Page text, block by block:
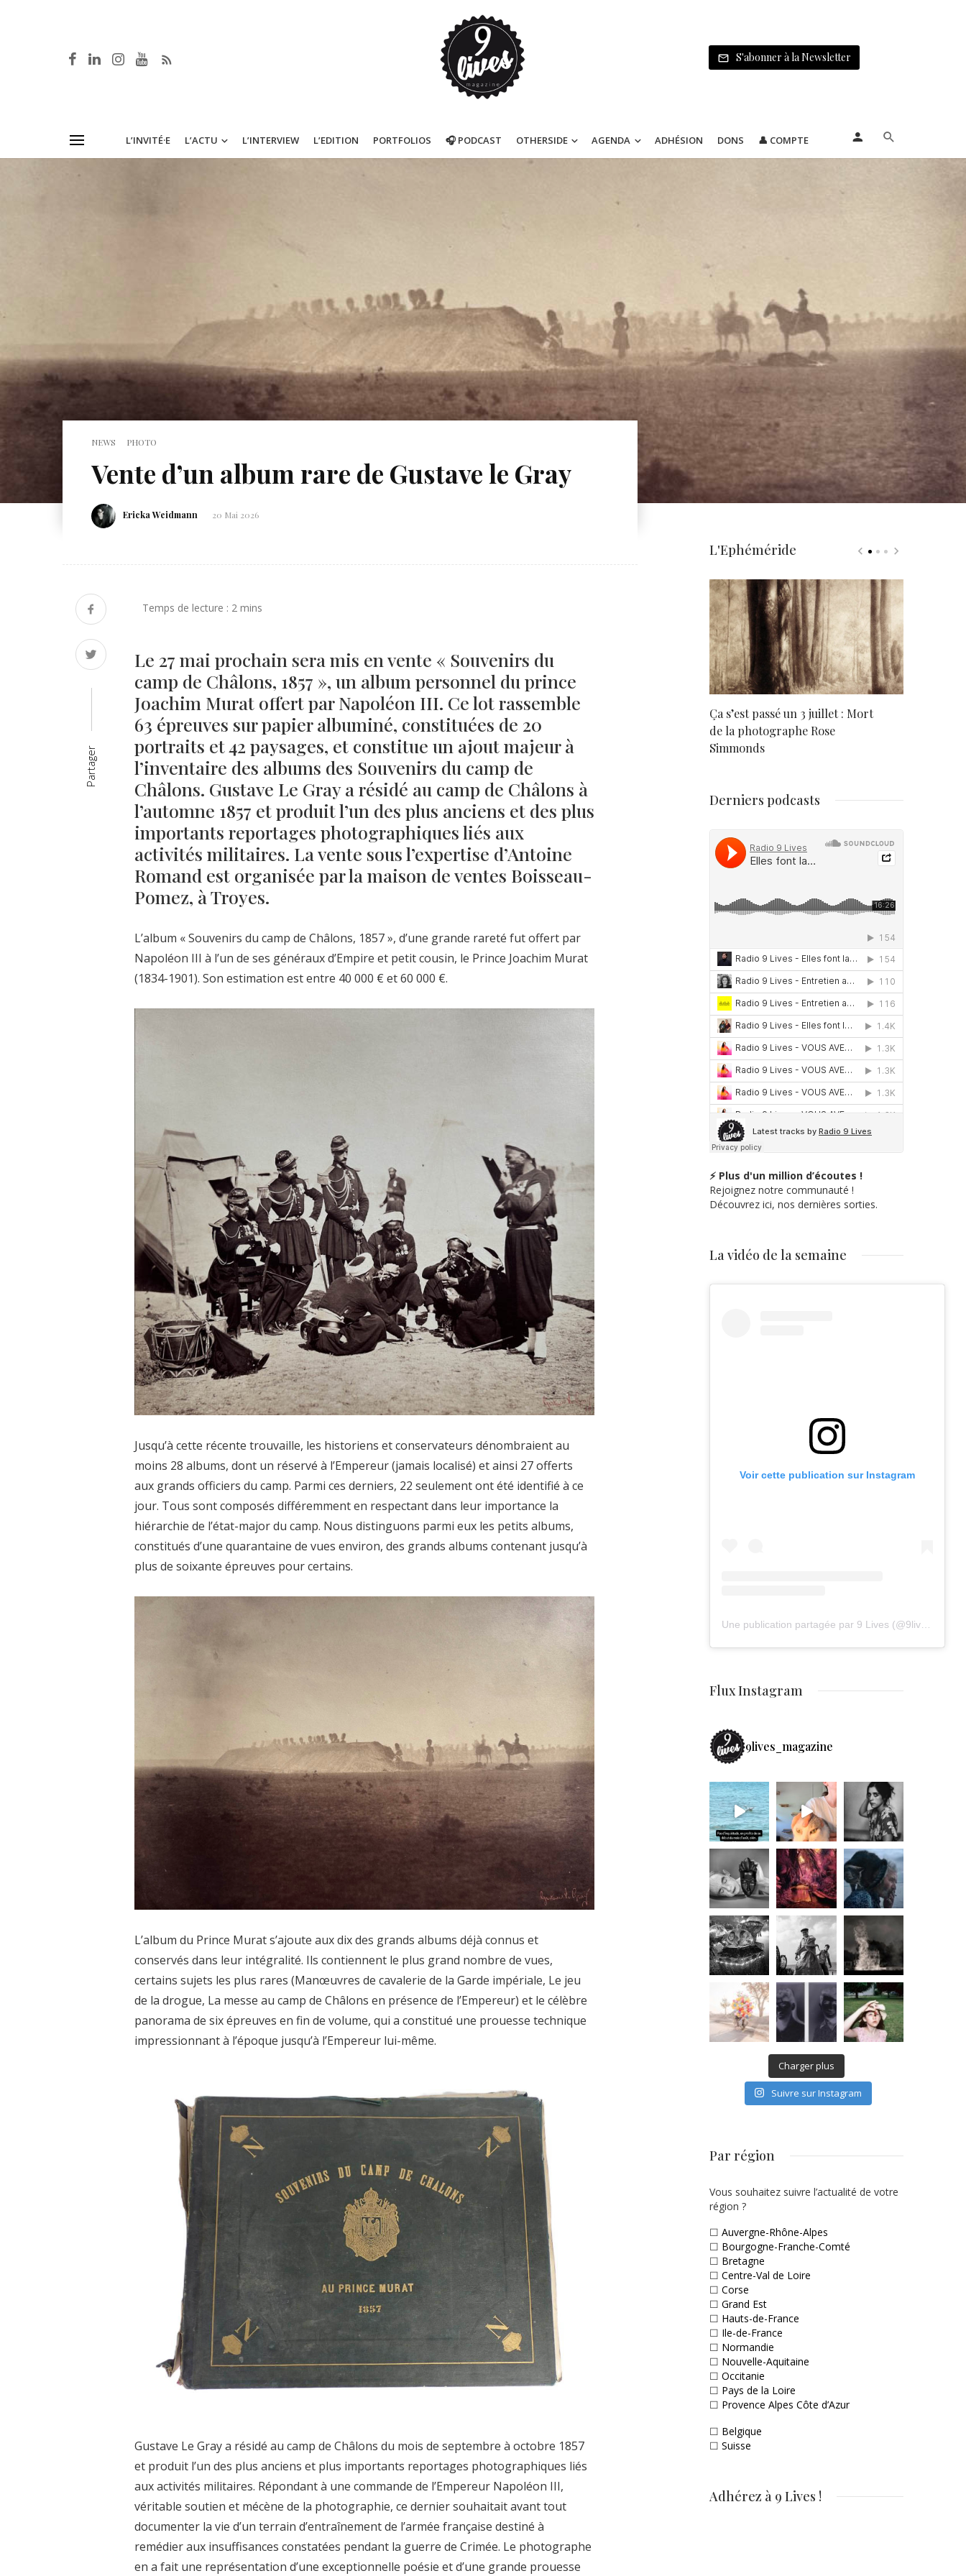
S'abonner à la Newsletter
L’INVITÉ·E L’ACTU L’INTERVIEW L’EDITION PORTFOLIOS 🎧 PODCAST OTHERSIDE AGENDA ADHÉSION DONS 👤 COMPTE
NEWS PHOTO
Vente d’un album rare de Gustave le Gray
Ericka Weidmann 20 Mai 2026
Partager
Le 27 mai prochain sera mis en vente « Souvenirs du
camp de Châlons, 1857 », un album personnel du prince
Joachim Murat offert par Napoléon III. Ce lot rassemble
63 épreuves sur papier albuminé, constituées de 20
portraits et 42 paysages, et constitue un ajout majeur à
l’inventaire des albums des Souvenirs du camp de
Châlons. Gustave Le Gray a résidé au camp de Châlons à
l’automne 1857 et produit l’un des plus anciens et des plus
importants reportages photographiques liés aux
activités militaires. La vente sous l’expertise d’Antoine
Romand est organisée par la maison de ventes Boisseau-
Pomez, à Troyes.
L’album « Souvenirs du camp de Châlons, 1857 », d’une grande rareté fut offert par
Napoléon III à l’un de ses généraux d’Empire et petit cousin, le Prince Joachim Murat
(1834-1901). Son estimation est entre 40 000 € et 60 000 €.
Jusqu’à cette récente trouvaille, les historiens et conservateurs dénombraient au
moins 28 albums, dont un réservé à l’Empereur (jamais localisé) et ainsi 27 offerts
aux grands officiers du camp. Parmi ces derniers, 22 seulement ont été identifié à ce
jour. Tous sont composés différemment en respectant dans leur importance la
hiérarchie de l’état-major du camp. Nous distinguons parmi eux les petits albums,
constitués d’une quarantaine de vues environ, des grands albums contenant jusqu’à
plus de soixante épreuves pour certains.
L’album du Prince Murat s’ajoute aux dix des grands albums déjà connus et
conservés dans leur intégralité. Ils contiennent le plus grand nombre de vues,
certains sujets les plus rares (Manœuvres de cavalerie de la Garde impériale, Le jeu
de la drogue, La messe au camp de Châlons en présence de l’Empereur) et le célèbre
panorama de six épreuves en fin de volume, qui a constitué une prouesse technique
impressionnant à l’époque jusqu’à l’Empereur lui-même.
Gustave Le Gray a résidé au camp de Châlons du mois de septembre à octobre 1857
et produit l’un des plus anciens et plus importants reportages photographiques liés
aux activités militaires. Répondant à une commande de l’Empereur Napoléon III,
véritable soutien et mécène de la photographie, ce dernier souhaitait avant tout
documenter la vie d’un terrain d’entraînement de l’armée française destiné à
remédier aux insuffisances constatées pendant la guerre de Crimée. Le photographe
en a fait une représentation d’une exceptionnelle poésie et d’une grande prouesse
L'Ephéméride
Né un 2 juillet : André Kertész
Né un 1er juillet : Léonard
Misonne
Ça s’est passé un 3 juillet : Mort
de la photographe Rose
Simmonds
Derniers podcasts
⚡ Plus d'un million d’écoutes !
Rejoignez notre communauté !
Découvrez ici, nos dernières sorties.
La vidéo de la semaine
Voir cette publication sur Instagram
Flux Instagram
9lives_magazine
Charger plus
Suivre sur Instagram
Par région
Vous souhaitez suivre l’actualité de votre
région ?
☐ Auvergne-Rhône-Alpes
☐ Bourgogne-Franche-Comté
☐ Bretagne
☐ Centre-Val de Loire
☐ Corse
☐ Grand Est
☐ Hauts-de-France
☐ Ile-de-France
☐ Normandie
☐ Nouvelle-Aquitaine
☐ Occitanie
☐ Pays de la Loire
☐ Provence Alpes Côte d’Azur
☐ Belgique
☐ Suisse
Adhérez à 9 Lives !